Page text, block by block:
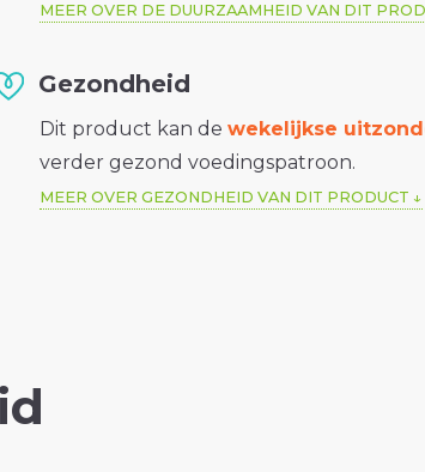
MEER OVER DE DUURZAAMHEID VAN DIT
Gezondheid
Dit product kan dewekelijkse
verder gezond voedingspatroon.
MEER OVER GEZONDHEID VAN DIT PRODUCT